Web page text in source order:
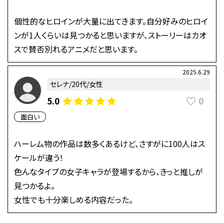
個性的なヒロインが大量に出てきます。自分好みのヒロイ
ンが1人くらいは見つかると思いますが、ストーリーはカオ
スで賛否別れるアニメだと思います。
2025.6.29
セレナ/20代/女性
5.0 0
面白い
ハーレム物の作品は数多くあるけど、さすがに100人はス
ケールが違う！
色んなタイプの女子キャラが登場するから、きっと推しが
見つかるよ。
女性でも十分楽しめる内容だった。